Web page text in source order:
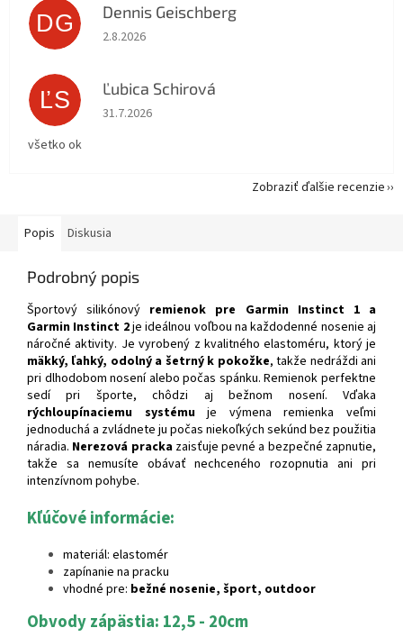
Popis Diskusia
Podrobný popis
Športový silikónový remienok pre Garmin Instinct 1 a
Garmin Instinct 2je ideálnou voľbou na každodenné nosenie aj
náročné aktivity. Je vyrobený z kvalitného elastoméru, ktorý je
mäkký, ľahký, odolný a šetrný k pokožke, takže nedráždi ani
pri dlhodobom nosení alebo počas spánku. Remienok perfektne
sedí pri športe, chôdzi aj bežnom nosení. Vďaka
rýchloupínaciemu systémuje výmena remienka veľmi
jednoduchá a zvládnete ju počas niekoľkých sekúnd bez použitia
náradia. Nerezová prackazaisťuje pevné a bezpečné zapnutie,
takže sa nemusíte obávať nechceného rozopnutia ani pri
intenzívnom pohybe.
Kľúčové informácie:
materiál: elastomér
zapínanie na pracku
vhodné pre: bežné nosenie, šport, outdoor
Obvody zápästia: 12,5 - 20cm
DG Dennis Geischberg
Hodnotenie obchodu je 5 z 5 hviezdičiek.
2.8.2026
ĽS Ľubica Schirová
Hodnotenie obchodu je 5 z 5 hviezdičiek.
31.7.2026
všetko ok
Zobraziť ďalšie recenzie